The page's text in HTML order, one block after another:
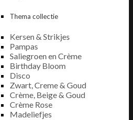
Thema collectie
Kersen & Strikjes
Pampas
Saliegroen en Crème
Birthday Bloom
Disco
Zwart, Creme & Goud
Crème, Beige & Goud
Crème Rose
Madeliefjes